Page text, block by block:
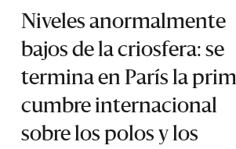
Niveles anormalmente
bajos de la criosfera: se
termina en París la
cumbre internacional
sobre los polos y los